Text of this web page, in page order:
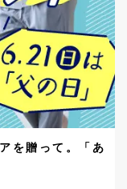
を贈って。「あ